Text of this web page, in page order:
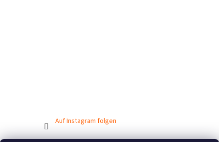
Auf Instagram folgen